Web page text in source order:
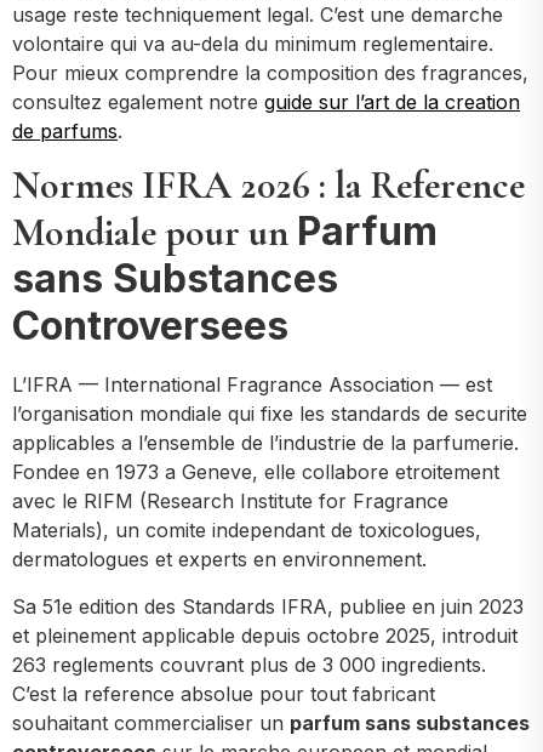
usage reste techniquement legal. C’est une demarche
volontaire qui va au-dela du minimum reglementaire.
Pour mieux comprendre la composition des fragrances,
consultez egalement notre guide sur l’art de la creation
de parfums.
Normes IFRA 2026 : la Reference
Mondiale pour un Parfum
sans Substances
Controversees
L’IFRA — International Fragrance Association — est
l’organisation mondiale qui fixe les standards de securite
applicables a l’ensemble de l’industrie de la parfumerie.
Fondee en 1973 a Geneve, elle collabore etroitement
avec le RIFM (Research Institute for Fragrance
Materials), un comite independant de toxicologues,
dermatologues et experts en environnement.
Sa 51e edition des Standards IFRA, publiee en juin 2023
et pleinement applicable depuis octobre 2025, introduit
263 reglements couvrant plus de 3 000 ingredients.
C’est la reference absolue pour tout fabricant
souhaitant commercialiser un parfum sans substances